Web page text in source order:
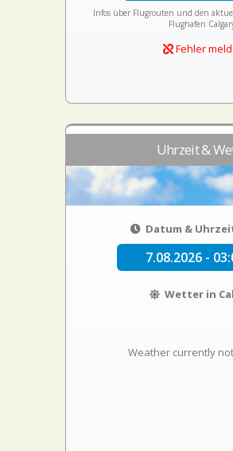
Infos über Flugrouten und den
Flughafen
Fehler
Uhrzeit &
Datum &
7.08.2026 -
Wetter in
Weather currently